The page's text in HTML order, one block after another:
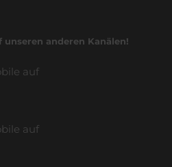
unseren anderen Kanälen!
auf
auf